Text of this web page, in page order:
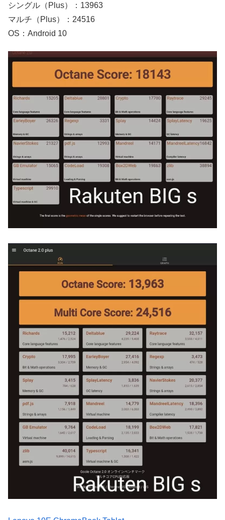
シングル（Plus）：13963
マルチ（Plus）：24516
OS：Android 10